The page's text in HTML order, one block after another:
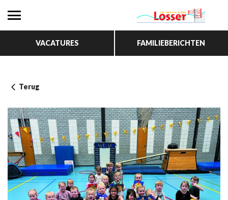
VACATURES FAMILIEBERICHTEN
Terug